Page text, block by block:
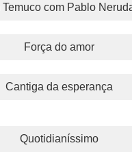
Temuco com Pablo
Força do amor
Cantiga da esperança
Quotidianíssimo